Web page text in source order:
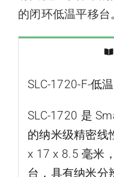
的闭环低温平移台
SLC-1720-F-低
SLC-1720 是
的纳米级精密线
x 17 x 8.5 毫米
台，具有纳米分